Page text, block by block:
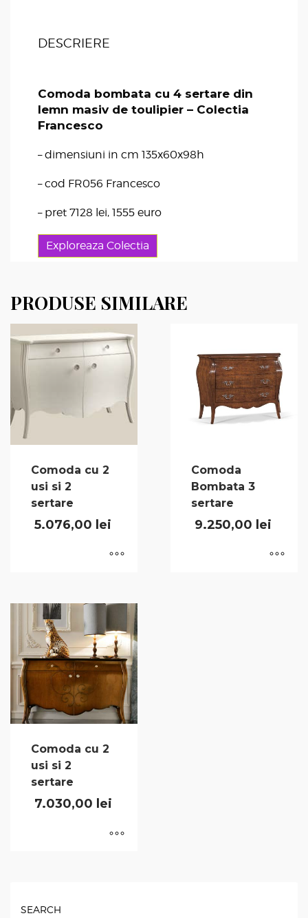
DESCRIERE
Comoda bombata cu 4 sertare din
lemn masiv de toulipier – Colectia
Francesco
– dimensiuni in cm 135x60x98h
– cod FR056 Francesco
– pret 7128 lei, 1555 euro
Exploreaza Colectia
PRODUSE SIMILARE
Comoda cu 2
usi si 2
sertare
5.076,00 lei
Comoda
Bombata 3
sertare
9.250,00 lei
Comoda cu 2
usi si 2
sertare
7.030,00 lei
SEARCH